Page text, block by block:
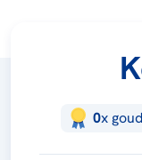
0x goud